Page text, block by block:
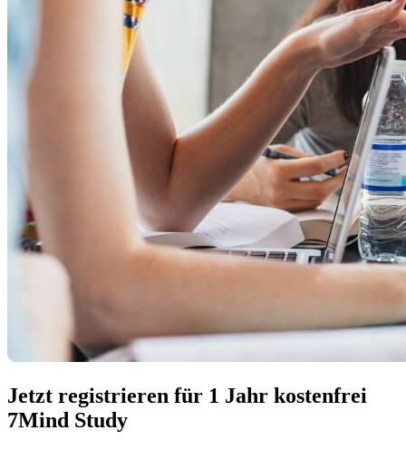
Jetzt registrieren für 1 Jahr kostenfrei
7Mind Study